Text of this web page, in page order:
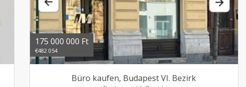
175 000 000 Ft
€482 054
Büro kaufen, Budapest VI. Bezirk